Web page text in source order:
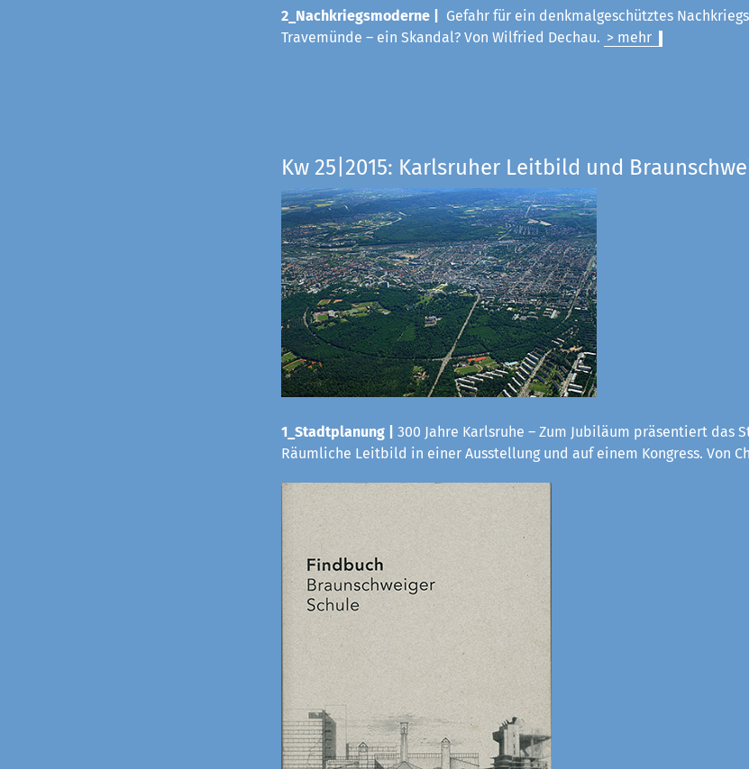
2_Nachkriegsmoderne |
Gefahr für ein denkmalgeschütztes
Travemünde – ein Skandal? Von Wilfried Dechau. > mehr
Kw 25|2015: Karlsruher Leitbild und
1_Stadtplanung |
300 Jahre Karlsruhe – Zum Jubiläum präsentiert das
Räumliche Leitbild in einer Ausstellung und auf einem Kongress. Von